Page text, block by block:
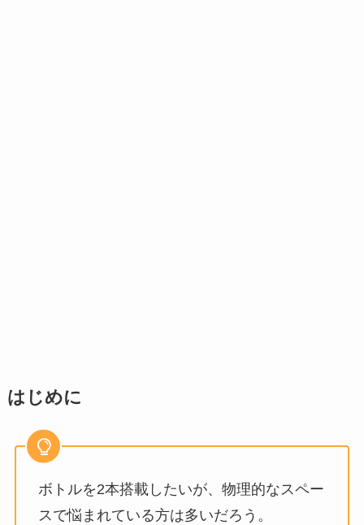
はじめに
ボトルを2本搭載したいが、物理的なスペー
スで悩まれている方は多いだろう。